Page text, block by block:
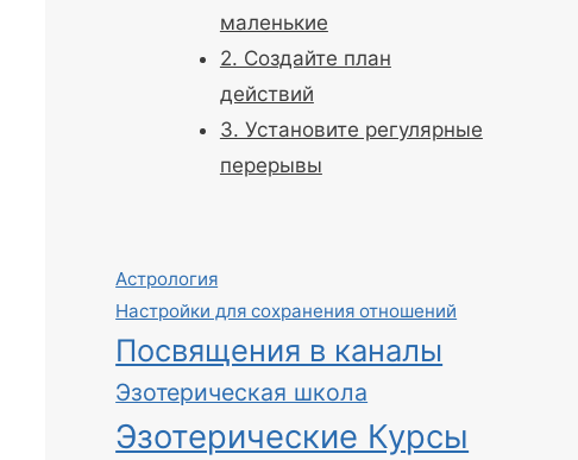
маленькие
2. Создайте план
действий
3. Установите регулярные
перерывы
Астрология
Настройки для сохранения отношений
Посвящения в каналы
Эзотерическая школа
Эзотерические Курсы